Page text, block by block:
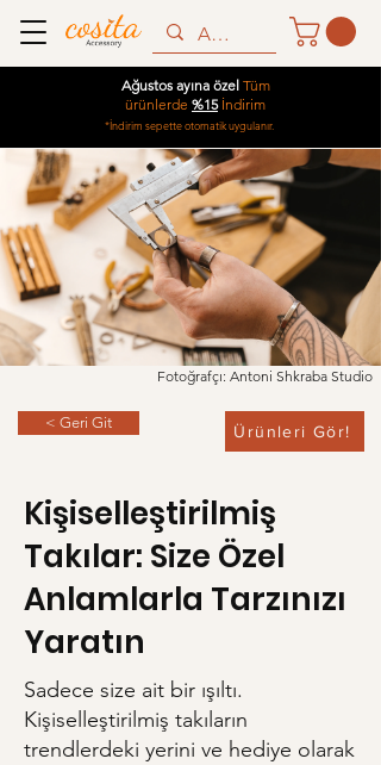
Ağustos ayına özel Tüm
ürünlerde %15İndirim
*İndirim sepette otomatik uygulanır.
Fotoğrafçı: Antoni Shkraba Studio
< Geri Git Ürünleri Gör!
Kişiselleştirilmiş
Takılar: Size Özel
Anlamlarla Tarzınızı
Yaratın
Sadece size ait bir ışıltı.
Kişiselleştirilmiş takıların
trendlerdeki yerini ve hediye olarak